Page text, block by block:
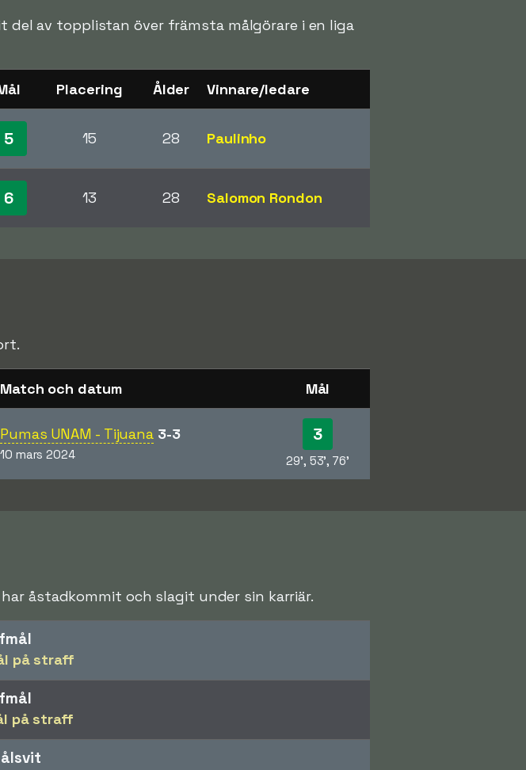
del av topplistan över främsta målgörare i en liga
Placering Ålder Vinnare/ledare
5 15 28 Paulinho
6 13 28 Salomon Rondon
Match och datum Mål
Pumas UNAM - Tijuana 3-3
10 mars 2024
3
29', 53', 76'
åstadkommit och slagit under sin karriär.
på straff
på straff